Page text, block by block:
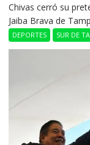
Chivas cerró su
Jaiba Brava de
DEPORTES SUR DE